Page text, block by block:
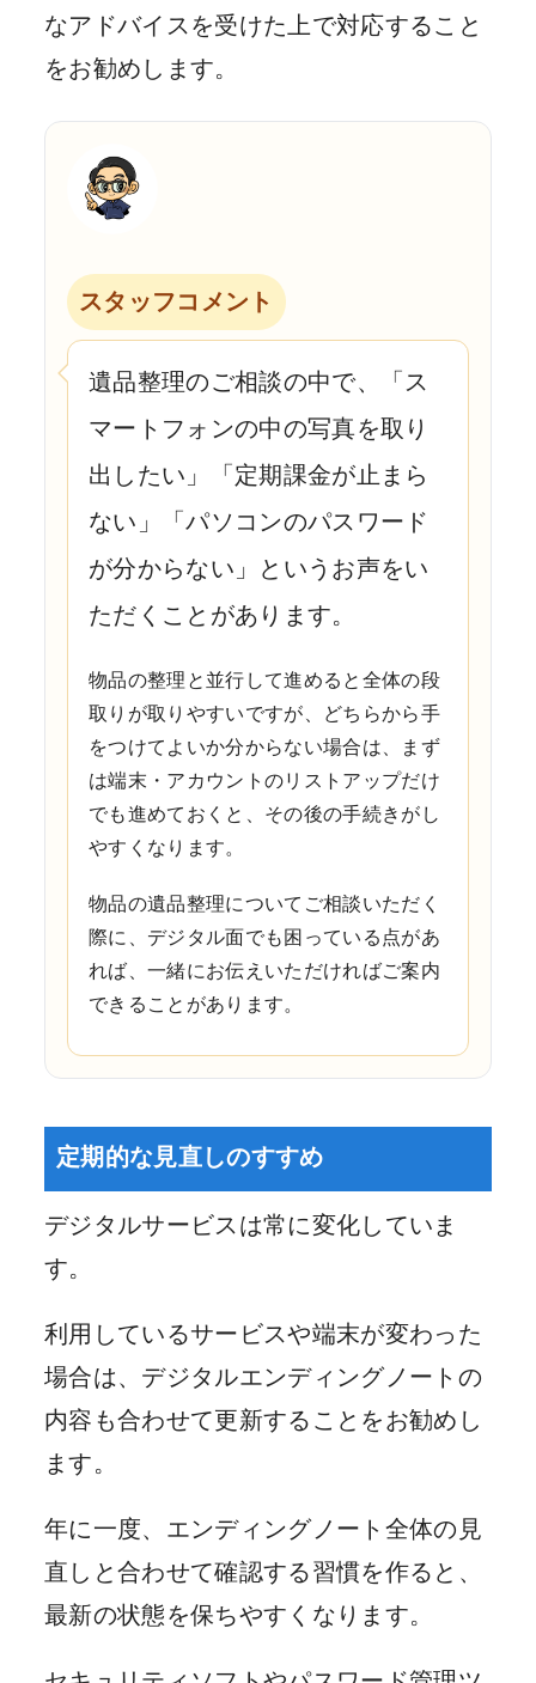
なアドバイスを受けた上で対応すること
をお勧めします。
スタッフコメント
遺品整理のご相談の中で、「ス
マートフォンの中の写真を取り
出したい」「定期課金が止まら
ない」「パソコンのパスワード
が分からない」というお声をい
ただくことがあります。
物品の整理と並行して進めると全体の段
取りが取りやすいですが、どちらから手
をつけてよいか分からない場合は、まず
は端末・アカウントのリストアップだけ
でも進めておくと、その後の手続きがし
やすくなります。
物品の遺品整理についてご相談いただく
際に、デジタル面でも困っている点があ
れば、一緒にお伝えいただければご案内
できることがあります。
定期的な見直しのすすめ
デジタルサービスは常に変化していま
す。
利用しているサービスや端末が変わった
場合は、デジタルエンディングノートの
内容も合わせて更新することをお勧めし
ます。
年に一度、エンディングノート全体の見
直しと合わせて確認する習慣を作ると、
最新の状態を保ちやすくなります。